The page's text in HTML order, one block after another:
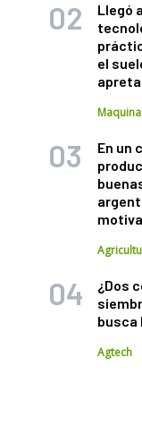
Llegó
el
En un
¿Dos
busca
Agtech